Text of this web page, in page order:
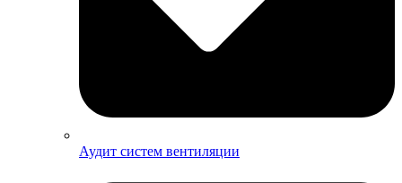
Аудит систем вентиляции